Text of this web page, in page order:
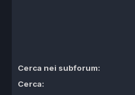
Cerca nei subforum:
Cerca: